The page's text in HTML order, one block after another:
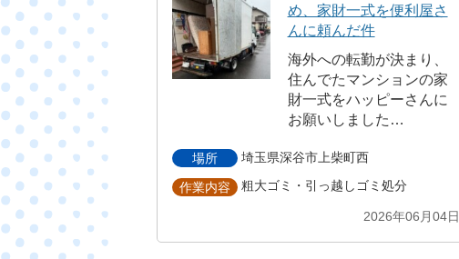
め、家財一式を便利屋さ
んに頼んだ件
海外への転勤が決まり、
住んでたマンションの家
財一式をハッピーさんに
お願いしました…
場所 埼玉県深谷市上柴町西
作業内容 粗大ゴミ・引っ越しゴミ処分
2026年06月04日